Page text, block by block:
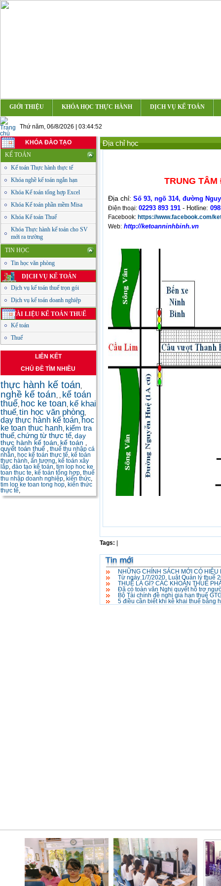
GIỚI THIỆU KHÓA HỌC THỰC HÀNH DỊCH VỤ KẾ TOÁN
Thứ năm, 06/8/2026 | 03:44:52
KHÓA ĐÀO TẠO
KẾ TOÁN
Kế toán Thực hành thực tế
Khóa nghề kế toán ngắn hạn
Khóa Kế toán tổng hợp Excel
Khóa Kế toán phần mềm Misa
Khóa Kế toán Thuế
Khóa Thực hành kế toán cho SV
mới ra trường
TIN HỌC
Tin học văn phòng
DỊCH VỤ KẾ TOÁN
Dịch vụ kế toán thuế trọn gói
Dịch vụ kế toán doanh nghiệp
TÀI LIỆU KẾ TOÁN THUẾ
Kế toán
Thuế
LIÊN KẾT
CHỦ ĐỀ TÌM NHIỀU
thực hành kế toán,
nghề kế toán, , kế toán
thuế, hoc ke toan, kế khai
thuế, tin học văn phòng,
dạy thực hành kế toán, hoc
ke toan thuc hanh, kiểm tra
thuế, chứng từ thực tế, dạy
thực hành kế toán, kế toán ,
quyết toán thuế , thuế thu nhập cá
nhân, học kế toán thực tế, kế toán
thực hành, ấn tượng, kế toán xây
lắp, đào tạo kế toán, tim lop hoc ke
toan thuc te, kế toán tổng hợp, thuế
thu nhập doanh nghiệp, kiến thức,
tim lop ke toan tong hop, kiến thức
thực tế,
Địa chỉ học
TRUNG
Địa chỉ: Số 93, ngõ 314, đường
Điện thoại: 02293 893 191 - Hotline:
Facebook: https://www.facebook.com/
Web: http://ketoanninhbinh.vn
Tags:
NHỮNG CHÍNH SÁCH MỚI CÓ
Từ ngày 1/7/2020, Luật Quản lý thuế
THUẾ LÀ GÌ? CÁC KHOẢN THUẾ
Đã có toàn văn Nghị quyết hỗ trợ
Bộ Tài chính đề nghị gia hạn thuế
5 điều cần biết khi kê khai thuế bằng